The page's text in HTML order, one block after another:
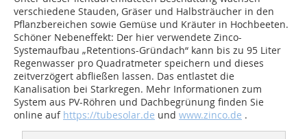
verschiedene Stauden, Gräser und Halbsträucher in den
Pflanzbereichen sowie Gemüse und Kräuter in Hochbeeten.
Schöner Nebeneffekt: Der hier verwendete Zinco-
Systemaufbau „Retentions-Gründach“ kann bis zu 95 Liter
Regenwasser pro Quadratmeter speichern und dieses
zeitverzögert abfließen lassen. Das entlastet die
Kanalisation bei Starkregen. Mehr Informationen zum
System aus PV-Röhren und Dachbegrünung finden Sie
online auf https://tubesolar.de und www.zinco.de .